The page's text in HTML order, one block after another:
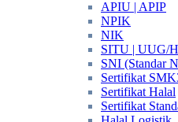
APIU | APIP
NPIK
NIK
SITU | UUG/
SNI (Standar
Sertifikat
Sertifikat Halal
Sertifikat